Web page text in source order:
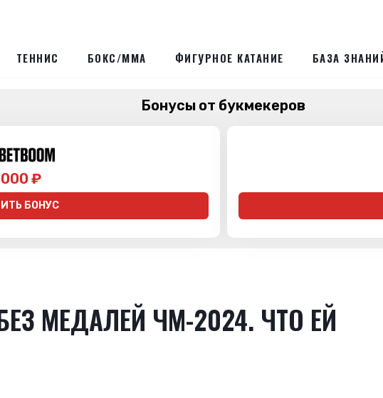
ТЕННИС БОКС/ММА ФИГУРНОЕ КАТАНИЕ БАЗА
Бонусы от букмекеров
000 ₽
БОНУС
МЕДАЛЕЙ ЧМ-2024. ЧТО ЕЙ